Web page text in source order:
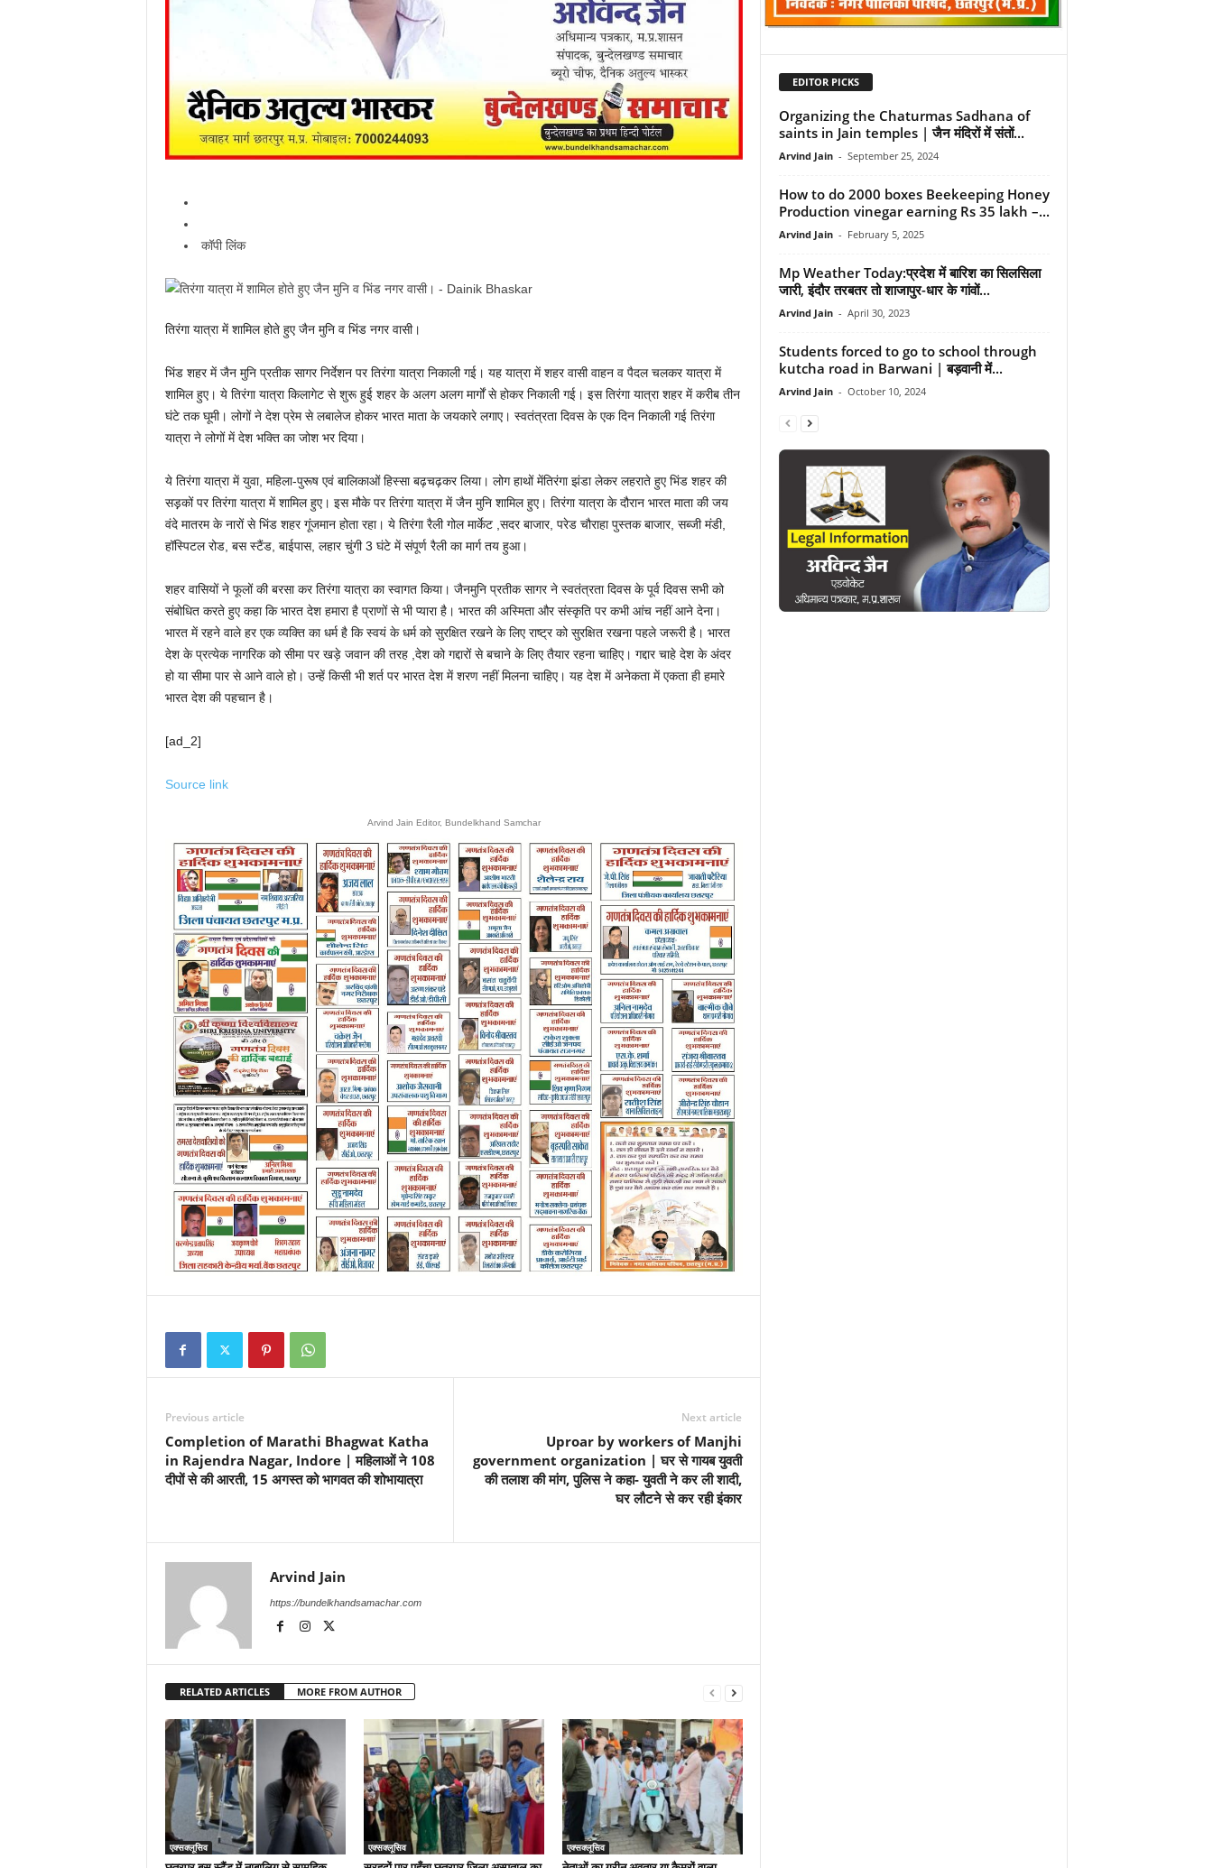
कॉपी लिंक
तिरंगा यात्रा में शामिल होते हुए जैन मुनि व भिंड नगर वासी।
भिंड शहर में जैन मुनि प्रतीक सागर निर्देशन पर तिरंगा यात्रा निकाली गई। यह यात्रा में शहर वासी वाहन व पैदल चलकर यात्रा में
शामिल हुए। ये तिरंगा यात्रा किलागेट से शुरू हुई शहर के अलग अलग मार्गों से होकर निकाली गई। इस तिरंगा यात्रा शहर में करीब तीन
घंटे तक घूमी। लोगों ने देश प्रेम से लबालेज होकर भारत माता के जयकारे लगाए। स्वतंत्रता दिवस के एक दिन निकाली गई तिरंगा
यात्रा ने लोगों में देश भक्ति का जोश भर दिया।
ये तिरंगा यात्रा में युवा, महिला-पुरूष एवं बालिकाओं हिस्सा बढ़चढ़कर लिया। लोग हाथों मेंतिरंगा झंडा लेकर लहराते हुए भिंड शहर की
सड़़कों पर तिरंगा यात्रा में शामिल हुए। इस मौके पर तिरंगा यात्रा में जैन मुनि शामिल हुए। तिरंगा यात्रा के दौरान भारत माता की जय
वंदे मातरम के नारों से भिंड शहर गूंजमान होता रहा। ये तिरंगा रैली गोल मार्केट ,सदर बाजार, परेड चौराहा पुस्तक बाजार, सब्जी मंडी,
हॉस्पिटल रोड, बस स्टैंड, बाईपास, लहार चुंगी 3 घंटे में संपूर्ण रैली का मार्ग तय हुआ।
शहर वासियों ने फूलों की बरसा कर तिरंगा यात्रा का स्वागत किया। जैनमुनि प्रतीक सागर ने स्वतंत्रता दिवस के पूर्व दिवस सभी को
संबोधित करते हुए कहा कि भारत देश हमारा है प्राणों से भी प्यारा है। भारत की अस्मिता और संस्कृति पर कभी आंच नहीं आने देना।
भारत में रहने वाले हर एक व्यक्ति का धर्म है कि स्वयं के धर्म को सुरक्षित रखने के लिए राष्ट्र को सुरक्षित रखना पहले जरूरी है। भारत
देश के प्रत्येक नागरिक को सीमा पर खड़े जवान की तरह ,देश को गद्दारों से बचाने के लिए तैयार रहना चाहिए। गद्दार चाहे देश के अंदर
हो या सीमा पार से आने वाले हो। उन्हें किसी भी शर्त पर भारत देश में शरण नहीं मिलना चाहिए। यह देश में अनेकता में एकता ही हमारे
भारत देश की पहचान है।
[ad_2]
Source link
Arvind Jain Editor, Bundelkhand Samchar
Previous article
Completion of Marathi Bhagwat Katha
in Rajendra Nagar, Indore | महिलाओं ने 108
दीपों से की आरती, 15 अगस्त को भागवत की शोभायात्रा
Next article
Uproar by workers of Manjhi
government organization | घर से गायब युवती
की तलाश की मांग, पुलिस ने कहा- युवती ने कर ली शादी,
घर लौटने से कर रही इंकार
Arvind Jain
https://bundelkhandsamachar.com
RELATED ARTICLES MORE FROM AUTHOR
एक्सक्लूसिव एक्सक्लूसिव एक्सक्लूसिव
EDITOR PICKS
Organizing the Chaturmas Sadhana of
saints in Jain temples | जैन मंदिरों में संतों...
Arvind Jain - September 25, 2024
How to do 2000 boxes Beekeeping Honey
Production vinegar earning Rs 35 lakh –...
Arvind Jain - February 5, 2025
Mp Weather Today:प्रदेश में बारिश का सिलसिला
जारी, इंदौर तरबतर तो शाजापुर-धार के गांवों...
Arvind Jain - April 30, 2023
Students forced to go to school through
kutcha road in Barwani | बड़वानी में...
Arvind Jain - October 10, 2024